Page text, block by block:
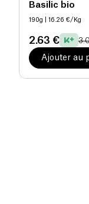
Basilic bio
190g | 16.26 €/Kg
2.63 €
Ajouter au